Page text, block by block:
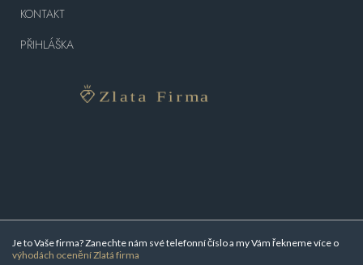
Je to Vaše firma? Zanechte nám své telefonní číslo a my Vám řekneme více o
výhodách ocenění Zlatá firma
KONTAKT
PŘIHLÁŠKA